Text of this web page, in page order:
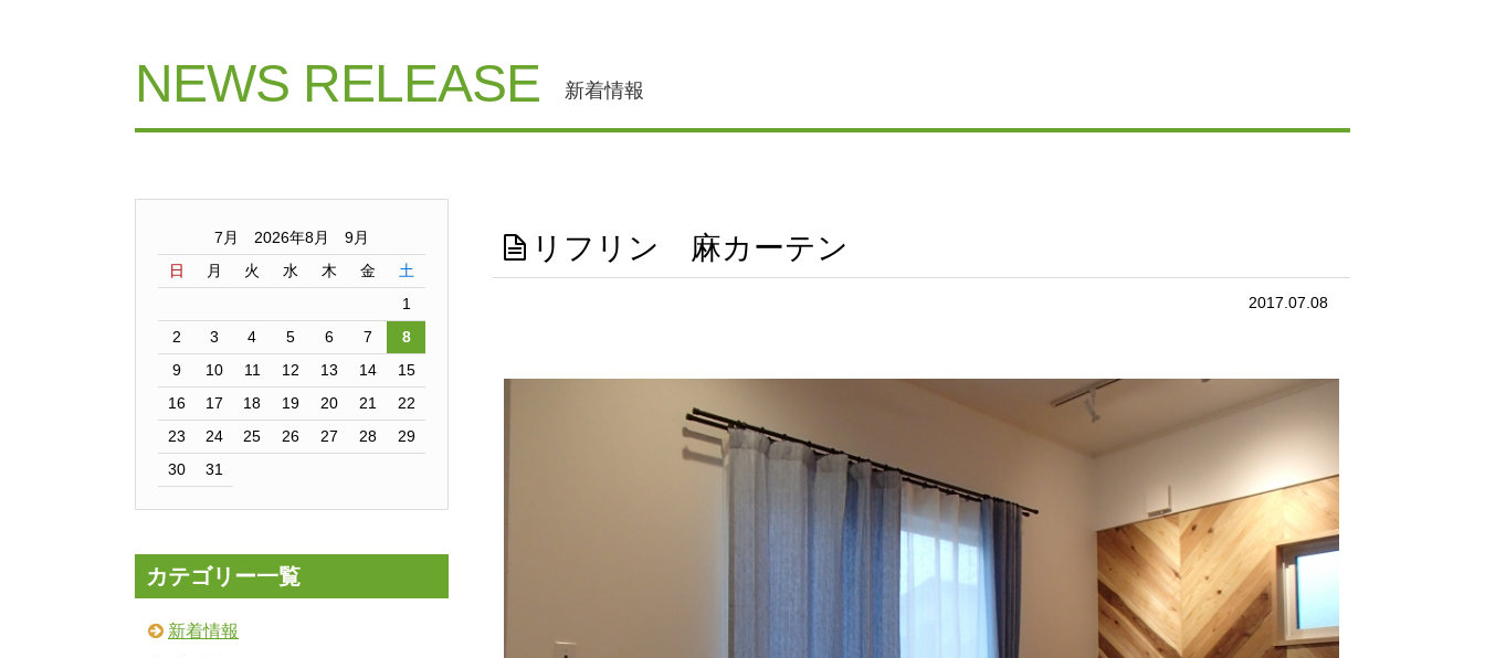
NEWS RELEASE 新着情報
リフリン 麻カーテン
2017.07.08
7月 2026年8月 9月
日
月 火 水 木 金
土
1
2
3 4 5 6 7
8
9
10 11 12 13 14
15
16
17 18 19 20 21
22
23
24 25 26 27 28
29
30
31
カテゴリー一覧
新着情報